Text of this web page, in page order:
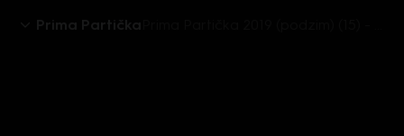
Prima Partička